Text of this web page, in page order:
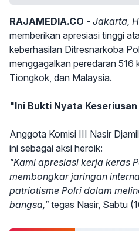
RAJAMEDIA.CO - Jakarta,
memberikan apresiasi tinggi
keberhasilan Ditresnarkoba
menggagalkan peredaran 516
Tiongkok, dan Malaysia.
"Ini Bukti Nyata
Anggota Komisi III Nasir
ini sebagai aksi heroik:
"Kami apresiasi kerja keras
membongkar jaringan
patriotisme Polri dalam
bangsa," tegas Nasir, Sabtu